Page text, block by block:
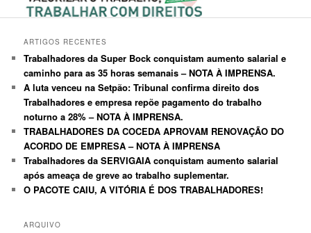
ARTIGOS RECENTES
Trabalhadores da Super Bock conquistam aumento salarial e
caminho para as 35 horas semanais – NOTA À IMPRENSA.
A luta venceu na Setpão: Tribunal confirma direito dos
Trabalhadores e empresa repõe pagamento do trabalho
noturno a 28% – NOTA À IMPRENSA.
TRABALHADORES DA COCEDA APROVAM RENOVAÇÃO DO
ACORDO DE EMPRESA – NOTA À IMPRENSA
Trabalhadores da SERVIGAIA conquistam aumento salarial
após ameaça de greve ao trabalho suplementar.
O PACOTE CAIU, A VITÓRIA É DOS TRABALHADORES!
ARQUIVO